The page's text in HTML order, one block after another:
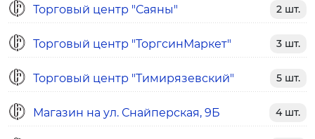
Торговый центр "Саяны" 2 шт.
Торговый центр "ТоргсинМаркет" 3 шт.
Торговый центр "Тимирязевский" 5 шт.
Магазин на ул. Снайперская, 9Б 4 шт.